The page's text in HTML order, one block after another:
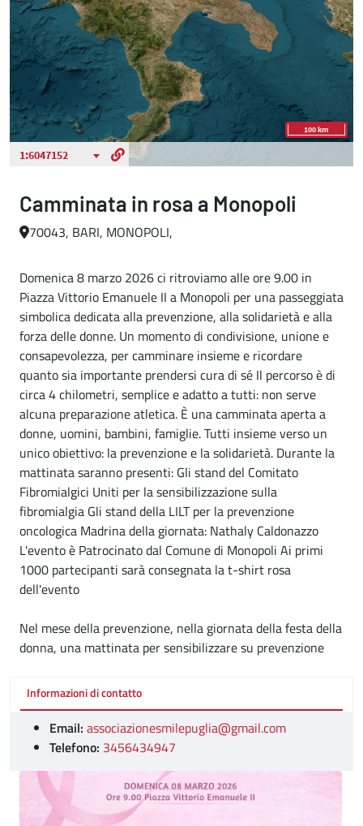
Camminata in rosa a Monopoli
70043, BARI, MONOPOLI,
Domenica 8 marzo 2026 ci ritroviamo alle ore 9.00 in
Piazza Vittorio Emanuele II a Monopoli per una passeggiata
simbolica dedicata alla prevenzione, alla solidarietà e alla
forza delle donne. Un momento di condivisione, unione e
consapevolezza, per camminare insieme e ricordare
quanto sia importante prendersi cura di sé Il percorso è di
circa 4 chilometri, semplice e adatto a tutti: non serve
alcuna preparazione atletica. È una camminata aperta a
donne, uomini, bambini, famiglie. Tutti insieme verso un
unico obiettivo: la prevenzione e la solidarietà. Durante la
mattinata saranno presenti: Gli stand del Comitato
Fibromialgici Uniti per la sensibilizzazione sulla
fibromialgia Gli stand della LILT per la prevenzione
oncologica Madrina della giornata: Nathaly Caldonazzo
L'evento è Patrocinato dal Comune di Monopoli Ai primi
1000 partecipanti sarà consegnata la t-shirt rosa
dell'evento
Nel mese della prevenzione, nella giornata della festa della
donna, una mattinata per sensibilizzare su prevenzione
Informazioni di contatto
Email: associazionesmilepuglia@gmail.com
Telefono: 3456434947